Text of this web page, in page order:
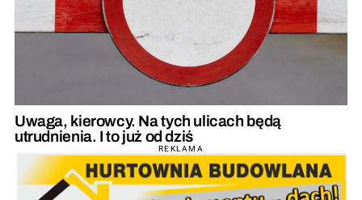
Uwaga, kierowcy. Na tych ulicach będą
utrudnienia. I to już od dziś
REKLAMA